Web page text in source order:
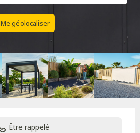
Me géolocaliser
Être rappelé